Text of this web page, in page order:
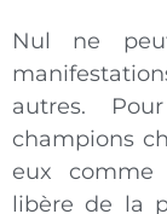
Nul ne
autres.
champions
eux
libère de la